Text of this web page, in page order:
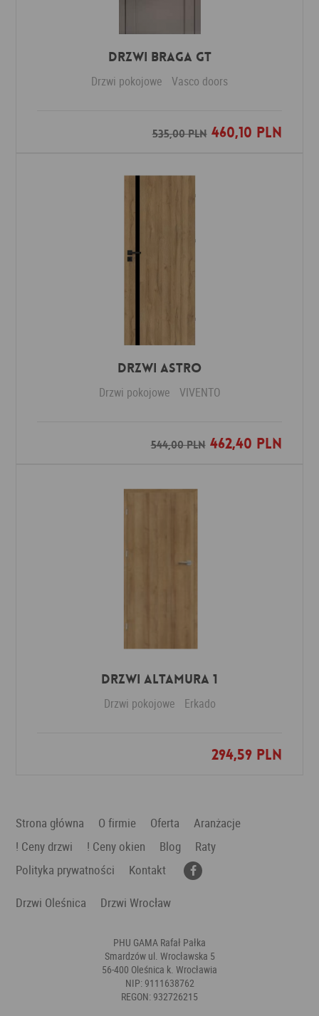
Drzwi Braga GT
Drzwi pokojowe Vasco doors
535,00 PLN460,10 PLN
Dodaj do ulubionych
Drzwi ASTRO
Drzwi pokojowe VIVENTO
544,00 PLN462,40 PLN
Dodaj do ulubionych
Drzwi Altamura 1
Drzwi pokojowe Erkado
294,59 PLN
Dodaj do ulubionych
Strona główna O firmie Oferta
Aranżacje
! Ceny drzwi
! Ceny okien Blog
Raty
Polityka prywatności
Kontakt
Drzwi Oleśnica
Drzwi Wrocław
PHU GAMA Rafał Pałka
Smardzów ul. Wrocławska 5
56-400 Oleśnica k. Wrocławia
NIP: 9111638762
REGON: 932726215